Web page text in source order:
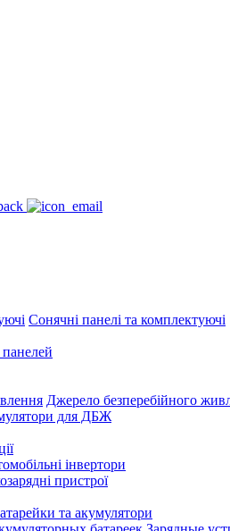
Сонячні панелі та комплектуючі
Джерело безперебійного
для ДБЖ
інвертори
пристрої
та акумулятори